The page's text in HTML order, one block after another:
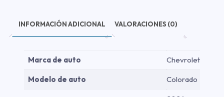
INFORMACIÓN ADICIONAL VALORACIONES (0)
Marca de auto Chevrolet
Modelo de auto Colorado